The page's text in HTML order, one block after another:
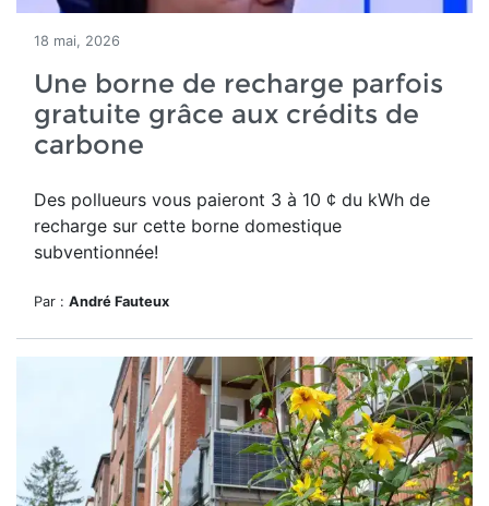
18 mai, 2026
Une borne de recharge parfois
gratuite grâce aux crédits de
carbone
Des pollueurs vous paieront 3 à 10 ¢ du kWh de
recharge sur cette borne domestique
subventionnée!
Par : André Fauteux